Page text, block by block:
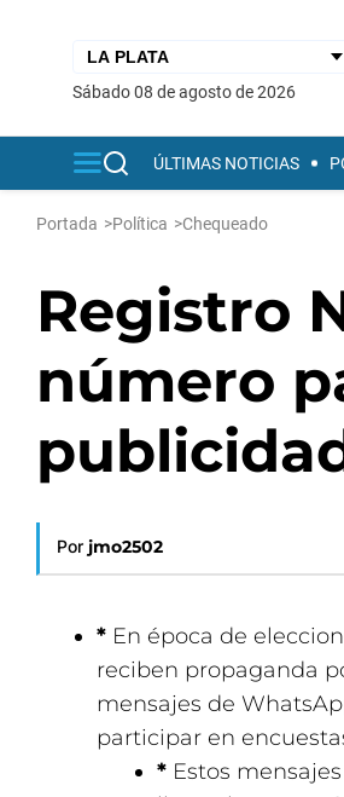
sábado 08 de agosto de 2026
ÚLTIMAS NOTICIAS
Portada >Política >Chequeado
Registro
número
Por jmo2502
* En época de
reciben propaganda
mensajes de
participar en
* Estos